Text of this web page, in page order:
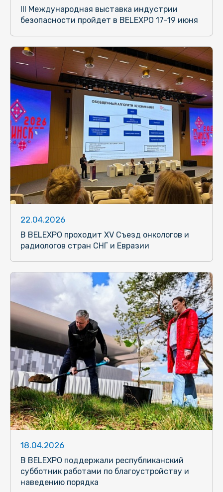
III Международная выставка индустрии
безопасности пройдет в BELEXPO 17–19 июня
22.04.2026
В BELEXPO проходит XV Съезд онкологов и
радиологов стран СНГ и Евразии
18.04.2026
В BELEXPO поддержали республиканский
субботник работами по благоустройству и
наведению порядка